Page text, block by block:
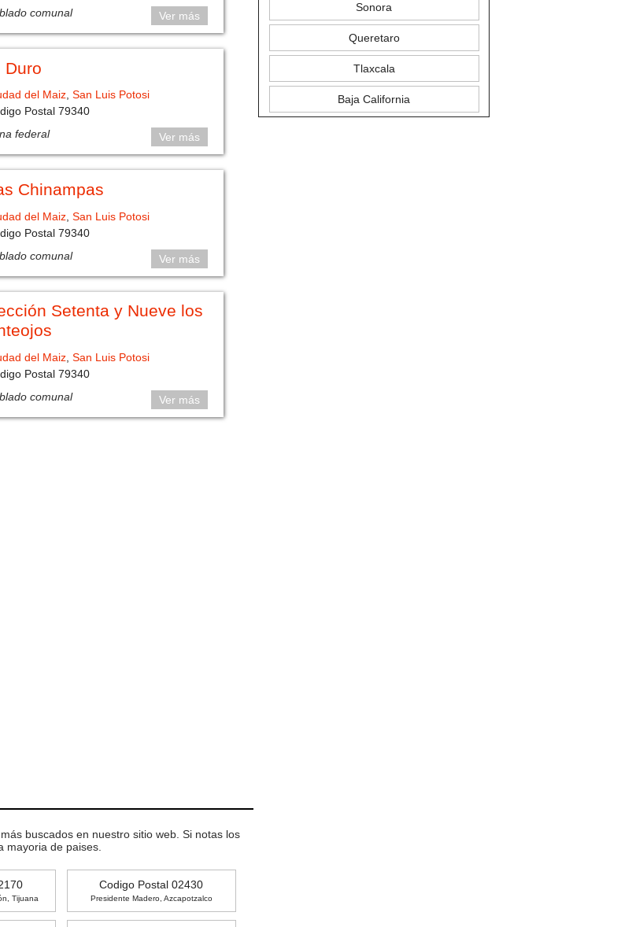
comunal
Ver más
Duro
del Maiz, San Luis Potosi
Postal 79340
federal
Ver más
Chinampas
del Maiz, San Luis Potosi
Postal 79340
comunal
Ver más
Setenta y Nueve los
del Maiz, San Luis Potosi
Postal 79340
comunal
Ver más
buscados en nuestro sitio web. Si notas los
mayoria de paises.
Tijuana
Codigo Postal 02430
Presidente Madero, Azcapotzalco
Sonora
Queretaro
Tlaxcala
Baja California